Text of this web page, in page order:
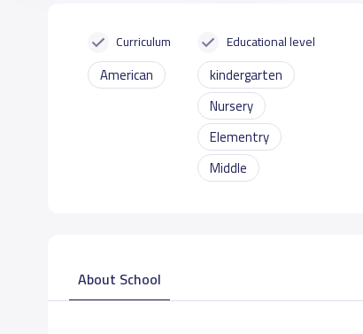
Curriculum
American
Educational level
kindergarten
Nursery
Elementry
Middle
About School